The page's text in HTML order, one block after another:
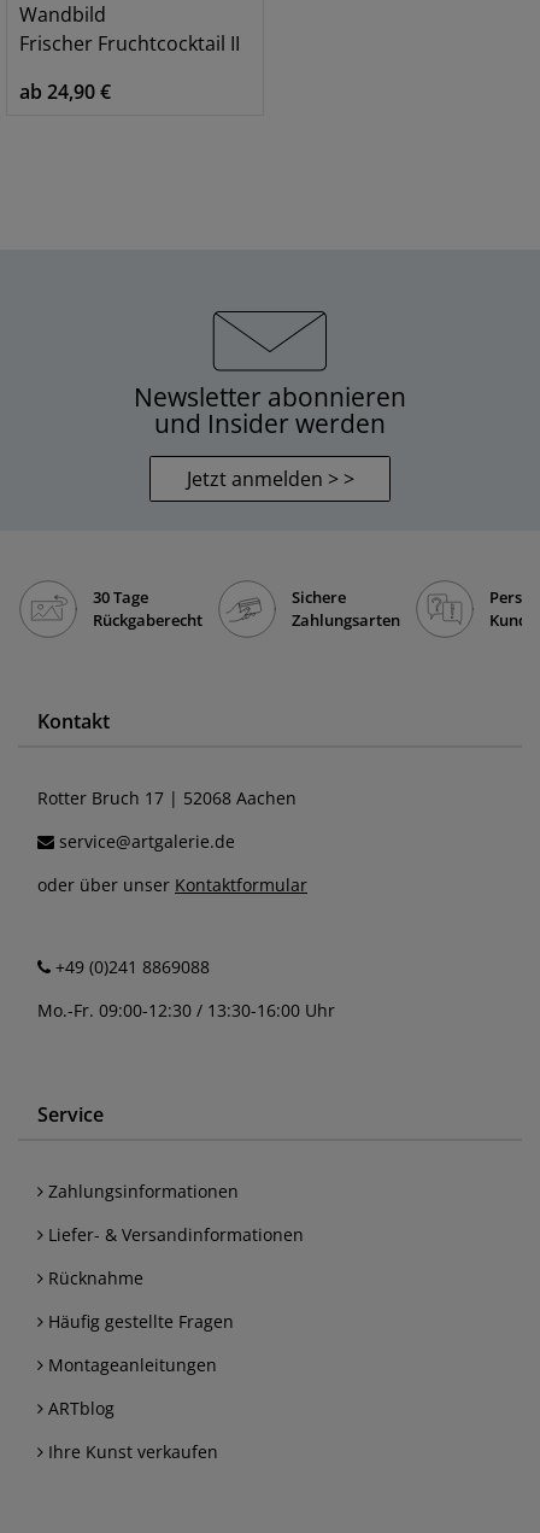
Wandbild
Frischer Fruchtcocktail II
ab 24,90 €
Newsletter abonnieren
und Insider werden
Jetzt anmelden > >
30 Tage
Rückgaberecht
Sichere
Zahlungsarten
Kontakt
Rotter Bruch 17 | 52068 Aachen
service@artgalerie.de
oder über unser Kontaktformular
+49 (0)241 8869088
Mo.-Fr. 09:00-12:30 / 13:30-16:00 Uhr
Service
Zahlungsinformationen
Liefer- & Versandinformationen
Rücknahme
Häufig gestellte Fragen
Montageanleitungen
ARTblog
Ihre Kunst verkaufen